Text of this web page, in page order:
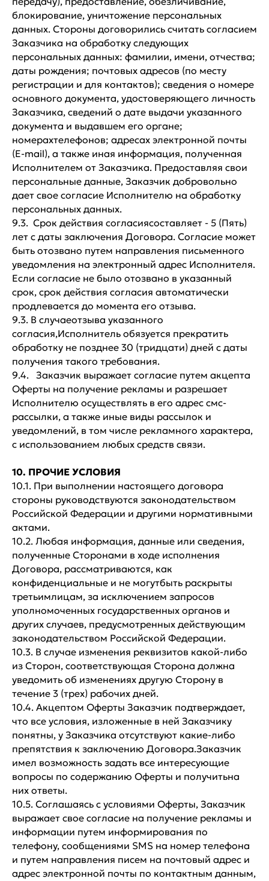
блокирование, уничтожение персональных
данных. Стороны договорились считать согласием
Заказчика на обработку следующих
персональных данных: фамилии, имени, отчества;
даты рождения; почтовых адресов (по месту
регистрации и для контактов); сведения о номере
основного документа, удостоверяющего личность
Заказчика, сведений о дате выдачи указанного
документа и выдавшем его органе;
номерахтелефонов; адресах электронной почты
(E-mail), а также иная информация, полученная
Исполнителем от Заказчика. Предоставляя свои
персональные данные, Заказчик добровольно
дает свое согласие Исполнителю на обработку
персональных данных.
9.3. Срок действия согласиясоставляет - 5 (Пять)
лет с даты заключения Договора. Согласие может
быть отозвано путем направления письменного
уведомления на электронный адрес Исполнителя.
Если согласие не было отозвано в указанный
срок, срок действия согласия автоматически
продлевается до момента его отзыва.
9.3. В случаеотзыва указанного
согласия,Исполнитель обязуется прекратить
обработку не позднее 30 (тридцати) дней с даты
получения такого требования.
9.4. Заказчик выражает согласие путем акцепта
Оферты на получение рекламы и разрешает
Исполнителю осуществлять в его адрес смс-
рассылки, а также иные виды рассылок и
уведомлений, в том числе рекламного характера,
с использованием любых средств связи.
10. ПРОЧИЕ УСЛОВИЯ
10.1. При выполнении настоящего договора
стороны руководствуются законодательством
Российской Федерации и другими нормативными
актами.
10.2. Любая информация, данные или сведения,
полученные Сторонами в ходе исполнения
Договора, рассматриваются, как
конфиденциальные и не могутбыть раскрыты
третьимлицам, за исключением запросов
уполномоченных государственных органов и
других случаев, предусмотренных действующим
законодательством Российской Федерации.
10.3. В случае изменения реквизитов какой-либо
из Сторон, соответствующая Сторона должна
уведомить об изменениях другую Сторону в
течение 3 (трех) рабочих дней.
10.4. Акцептом Оферты Заказчик подтверждает,
что все условия, изложенные в ней Заказчику
понятны, у Заказчика отсутствуют какие-либо
препятствия к заключению Договора.Заказчик
имел возможность задать все интересующие
вопросы по содержанию Оферты и получитьна
них ответы.
10.5. Соглашаясь с условиями Оферты, Заказчик
выражает свое согласие на получение рекламы и
информации путем информирования по
телефону, сообщениями SMS на номер телефона
и путем направления писем на почтовый адрес и
адрес электронной почты по контактным данным,